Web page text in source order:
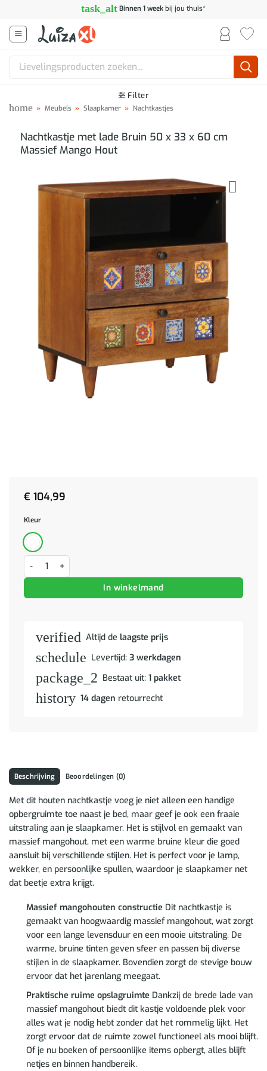
inhoud
task_alt Binnen 1 weekbij jou thuis*
Zoeken
Filter
home » Meubels » Slaapkamer » Nachtkastjes
Nachtkastje met lade Bruin 50 x 33 x 60 cm
Massief Mango Hout
€ 104,99
Kleur
Nachtkastje met lade Bruin 50 x 33 x 60 cm Massief Mango Hout
In winkelmand
verified Altijd de laagste prijs
schedule Levertijd: 3 werkdagen
package_2 Bestaat uit: 1 pakket
history 14 dagen retourrecht
Beschrijving Beoordelingen (0)
Met dit houten nachtkastje voeg je niet alleen een handige
opbergruimte toe naast je bed, maar geef je ook een fraaie
uitstraling aan je slaapkamer. Het is stijlvol en gemaakt van
massief mangohout, met een warme bruine kleur die goed
aansluit bij verschillende stijlen. Het is perfect voor je lamp,
wekker, en persoonlijke spullen, waardoor je slaapkamer net
dat beetje extra krijgt.
Massief mangohouten constructie Dit nachtkastje is
gemaakt van hoogwaardig massief mangohout, wat zorgt
voor een lange levensduur en een mooie uitstraling. De
warme, bruine tinten geven sfeer en passen bij diverse
stijlen in de slaapkamer. Bovendien zorgt de stevige bouw
ervoor dat het jarenlang meegaat.
Praktische ruime opslagruimte Dankzij de brede lade van
massief mangohout biedt dit kastje voldoende plek voor
alles wat je nodig hebt zonder dat het rommelig lijkt. Het
zorgt ervoor dat de ruimte zowel functioneel als mooi blijft.
Of je nu boeken of persoonlijke items opbergt, alles blijft
netjes en binnen handbereik.